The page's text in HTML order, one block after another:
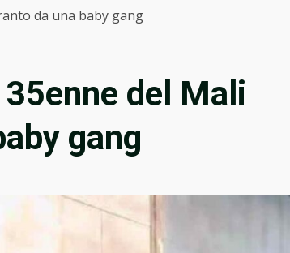
da una baby gang
del Mali
gang